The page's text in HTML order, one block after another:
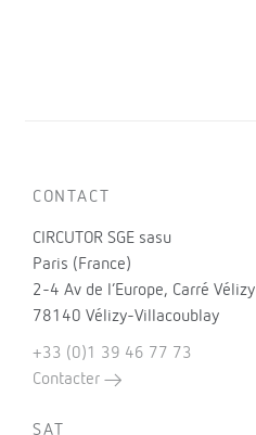
CONTACT
CIRCUTOR SGE sasu
Paris (France)
2-4 Av de l’Europe, Carré Vélizy
78140 Vélizy-Villacoublay
+33 (0)1 39 46 77 73
Contacter
SAT